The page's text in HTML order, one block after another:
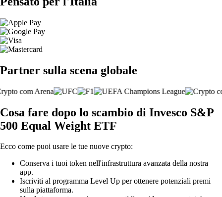
Partner sulla scena globale
Cosa fare dopo lo scambio di Invesco S&P
500 Equal Weight ETF
Ecco come puoi usare le tue nuove crypto:
Conserva i tuoi token nell'infrastruttura avanzata della nostra
app.
Iscriviti al programma Level Up per ottenere potenziali premi
sulla piattaforma.